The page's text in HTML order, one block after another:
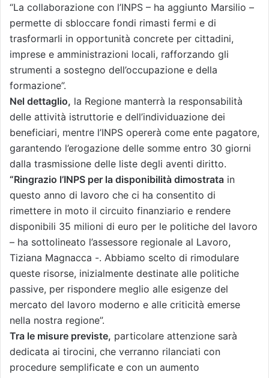
“La collaborazione con l’INPS – ha aggiunto Marsilio –
permette di sbloccare fondi rimasti fermi e di
trasformarli in opportunità concrete per cittadini,
imprese e amministrazioni locali, rafforzando gli
strumenti a sostegno dell’occupazione e della
formazione”.
Nel dettaglio, la Regione manterrà la responsabilità
delle attività istruttorie e dell’individuazione dei
beneficiari, mentre l’INPS opererà come ente pagatore,
garantendo l’erogazione delle somme entro 30 giorni
dalla trasmissione delle liste degli aventi diritto.
“Ringrazio l’INPS per la disponibilità dimostrata in
questo anno di lavoro che ci ha consentito di
rimettere in moto il circuito finanziario e rendere
disponibili 35 milioni di euro per le politiche del lavoro
– ha sottolineato l’assessore regionale al Lavoro,
Tiziana Magnacca -. Abbiamo scelto di rimodulare
queste risorse, inizialmente destinate alle politiche
passive, per rispondere meglio alle esigenze del
mercato del lavoro moderno e alle criticità emerse
nella nostra regione”.
Tra le misure previste, particolare attenzione sarà
dedicata ai tirocini, che verranno rilanciati con
procedure semplificate e con un aumento